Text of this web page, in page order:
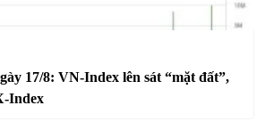
17/8: VN-Index lên sát “mặt đất”,
Index